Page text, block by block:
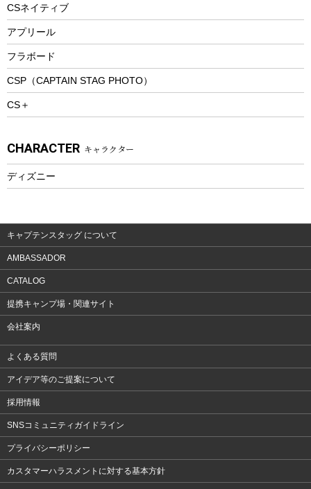
トレッキング
トレッキングアクセサリー
プレイグッズ
ウェルネス
ウェア、タオル
ウェア
CSネイティブ
アプリール
フラボード
CSP（CAPTAIN STAG PHOTO）
CS＋
CHARACTER キャラクター
ディズニー
キャプテンスタッグ について
AMBASSADOR
CATALOG
提携キャンプ場・関連サイト
会社案内
よくある質問
アイデア等のご提案について
採用情報
SNSコミュニティガイドライン
プライバシーポリシー
カスタマーハラスメントに対する基本方針